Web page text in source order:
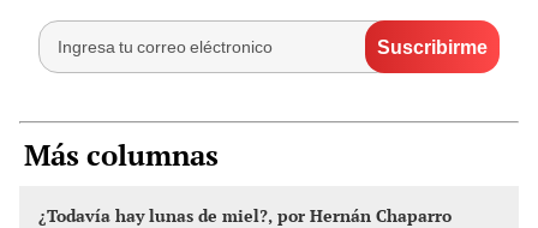
Más columnas
¿Todavía hay lunas de miel?, por Hernán Chaparro